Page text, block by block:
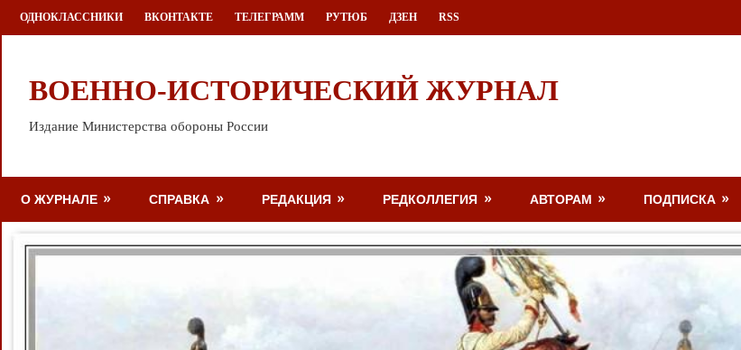
Перейти
к
ОДНОКЛАССНИКИ ВКОНТАКТЕ ТЕЛЕГРАММ РУТЮБ ДЗЕН RSS
ВОЕННО-ИСТОРИЧЕСКИЙ ЖУРНАЛ
Издание Министерства обороны России
О ЖУРНАЛЕ СПРАВКА РЕДАКЦИЯ РЕДКОЛЛЕГИЯ АВТОРАМ ПОДПИСКА